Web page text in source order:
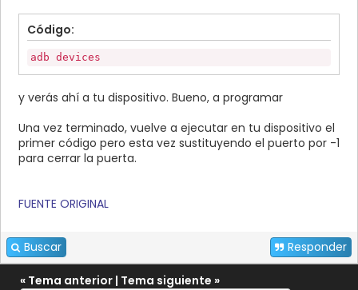
Código:
adb devices
y verás ahí a tu dispositivo. Bueno, a programar
Una vez terminado, vuelve a ejecutar en tu dispositivo el
primer código pero esta vez sustituyendo el puerto por -1
para cerrar la puerta.
FUENTE ORIGINAL
Buscar Responder
« Tema anterior | Tema siguiente »